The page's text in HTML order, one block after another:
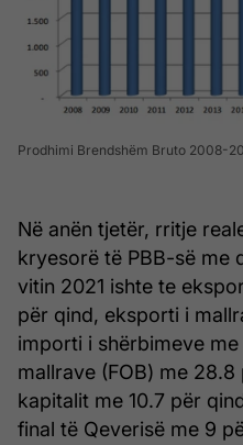
Prodhimi Brendshëm Bruto 2008-
Në anën tjetër, rritje
kryesorë të PBB-së me
vitin 2021 ishte te
për qind, eksporti i
importi i shërbimeve
mallrave (FOB) me
kapitalit me 10.7 për
final të Qeverisë me 9